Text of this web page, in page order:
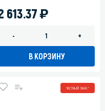
613.37)
- +
В КОРЗИНУ
ЧЕСТНЫЙ ЗНАК *